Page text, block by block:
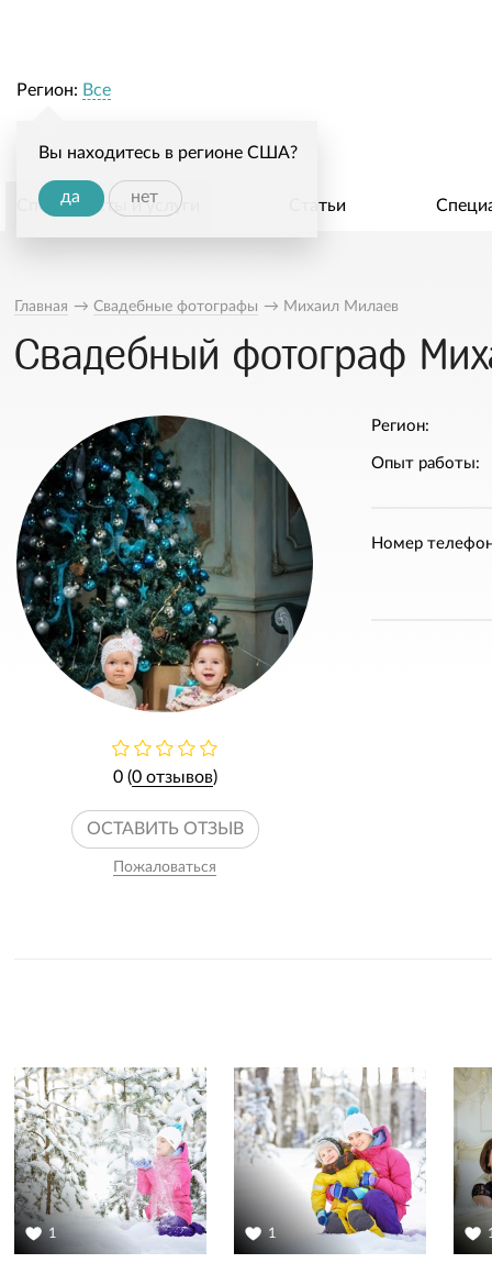
Регион: Все
Вы находитесь в регионе США?
да нет
Специалисты и услуги Статьи
Главная → Свадебные фотографы → Михаил Милаев
Свадебный фотограф
0 (0 отзывов)
ОСТАВИТЬ ОТЗЫВ
Пожаловаться
Регион:
Опыт работы:
Номер
1 1